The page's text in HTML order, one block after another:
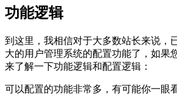
功能逻辑
到这里，我相信对于大多数站长来说，
大的用户管理系统的配置功能了，如果
来了解一下功能逻辑和配置逻辑：
可以配置的功能非常多，有可能你一眼